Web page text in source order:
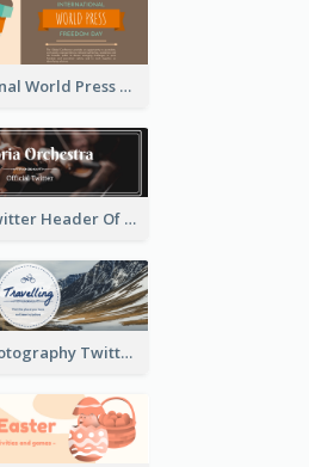
International World Press Freedom Day Twitter Header
Official Twitter Header Of Orchestra
Simple Photography Twitter Header Promoting Travelling